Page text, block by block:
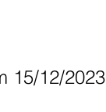
15/12/2023